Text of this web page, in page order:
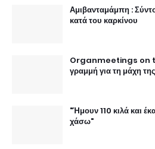
Αμιβανταμάμπη :
κατά του καρκίνου
Organmeetings on
γραμμή για τη μάχη
"Ήμουν 110 κιλά και
χάσω"